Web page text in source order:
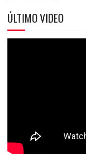
ÚLTIMO VIDEO